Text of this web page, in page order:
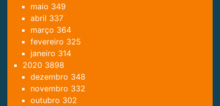
maio 349
abril 337
março 364
fevereiro 325
janeiro 314
2020 3898
dezembro 348
novembro 332
outubro 302